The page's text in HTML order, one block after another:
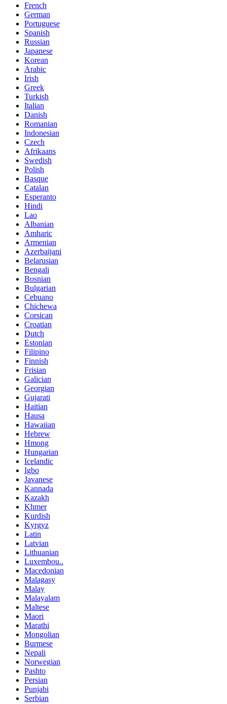
French
German
Portuguese
Spanish
Russian
Japanese
Korean
Arabic
Irish
Greek
Turkish
Italian
Danish
Romanian
Indonesian
Czech
Afrikaans
Swedish
Polish
Basque
Catalan
Esperanto
Hindi
Lao
Albanian
Amharic
Armenian
Azerbaijani
Belarusian
Bengali
Bosnian
Bulgarian
Cebuano
Chichewa
Corsican
Croatian
Dutch
Estonian
Filipino
Finnish
Frisian
Galician
Georgian
Gujarati
Haitian
Hausa
Hawaiian
Hebrew
Hmong
Hungarian
Icelandic
Igbo
Javanese
Kannada
Kazakh
Khmer
Kurdish
Kyrgyz
Latin
Latvian
Lithuanian
Luxembou..
Macedonian
Malagasy
Malay
Malayalam
Maltese
Maori
Marathi
Mongolian
Burmese
Nepali
Norwegian
Pashto
Persian
Punjabi
Serbian